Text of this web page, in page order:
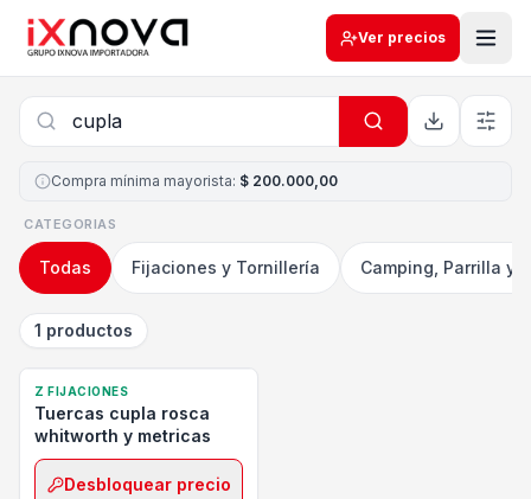
Ver precios
Compra mínima mayorista: $ 200.000,00
CATEGORIAS
Todas Fijaciones y Tornillería Camping, Parrilla y
1 productos
Z FIJACIONES
Tuercas cupla rosca
whitworth y metricas
Desbloquear precio